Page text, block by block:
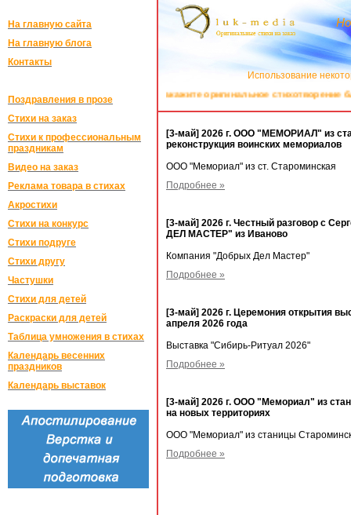
На главную сайта
На главную блога
Контакты
Поздравления в прозе
Стихи на заказ
Стихи к профессиональным
праздникам
Видео на заказ
Реклама товара в стихах
Акростихи
Стихи на конкурс
Стихи подруге
Стихи другу
Частушки
Стихи для детей
Раскраски для детей
Таблица умножения в стихах
Календарь весенних
праздников
Календарь выставок
Использование
Закажите оригинальное стихотворение
[3-май] 2026 г. ООО "МЕМОРИАЛ" из
реконструкция воинских мемориалов
ООО "Мемориал" из ст. Староминская
Подробнее »
[3-май] 2026 г. Честный разговор с
ДЕЛ МАСТЕР" из Иваново
Компания "Добрых Дел Мастер"
Подробнее »
[3-май] 2026 г. Церемония открытия
апреля 2026 года
Выставка "Сибирь-Ритуал 2026"
Подробнее »
[3-май] 2026 г. ООО "Мемориал" из
на новых территориях
ООО "Мемориал" из станицы
Подробнее »